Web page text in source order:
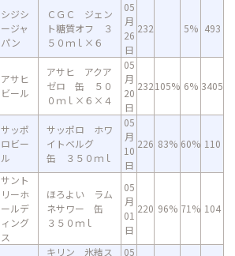
シジシ
ージャ
パン
ＣＧＣ ジェン
ト糖質オフ ３
５０ｍｌ×６
05
月
26
日
232 5% 493
アサヒ
ビール
アサヒ アクア
ゼロ 缶 ５０
０ｍｌ×６×４
05
月
20
日
232105% 6% 3405
サッポ
ロビー
ル
サッポロ ホワ
イトベルグ
缶 ３５０ｍｌ
05
月
10
日
226 83% 60% 110
サント
リーホ
ールデ
ィング
ス
ほろよい ラム
ネサワー 缶
３５０ｍｌ
05
月
01
日
220 96% 71% 104
キリン 氷結ス
05